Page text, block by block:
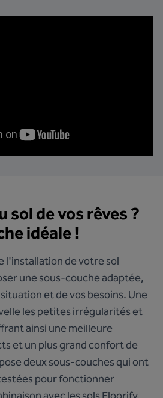
sol de vos rêves ?
idéale !
l'installation de votre sol
une sous-couche adaptée,
et de vos besoins. Une
les petites irrégularités et
ainsi une meilleure
et un plus grand confort de
deux sous-couches qui ont
pour fonctionner
avec les sols Floorify.